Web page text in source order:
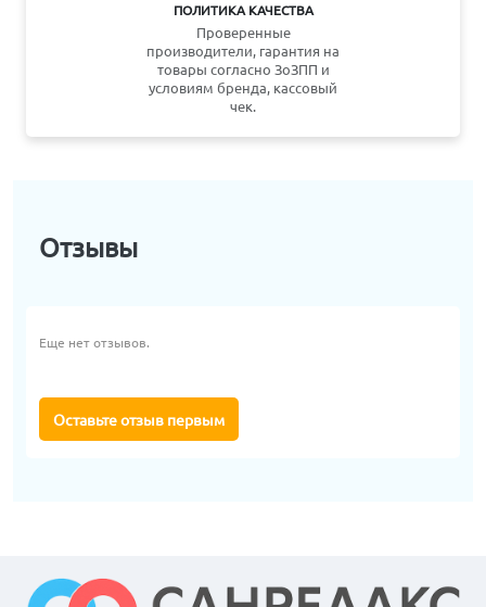
ПОЛИТИКА КАЧЕСТВА
Проверенные
производители, гарантия на
товары согласно ЗоЗПП и
условиям бренда, кассовый
чек.
Отзывы
Еще нет отзывов.
Оставьте отзыв первым